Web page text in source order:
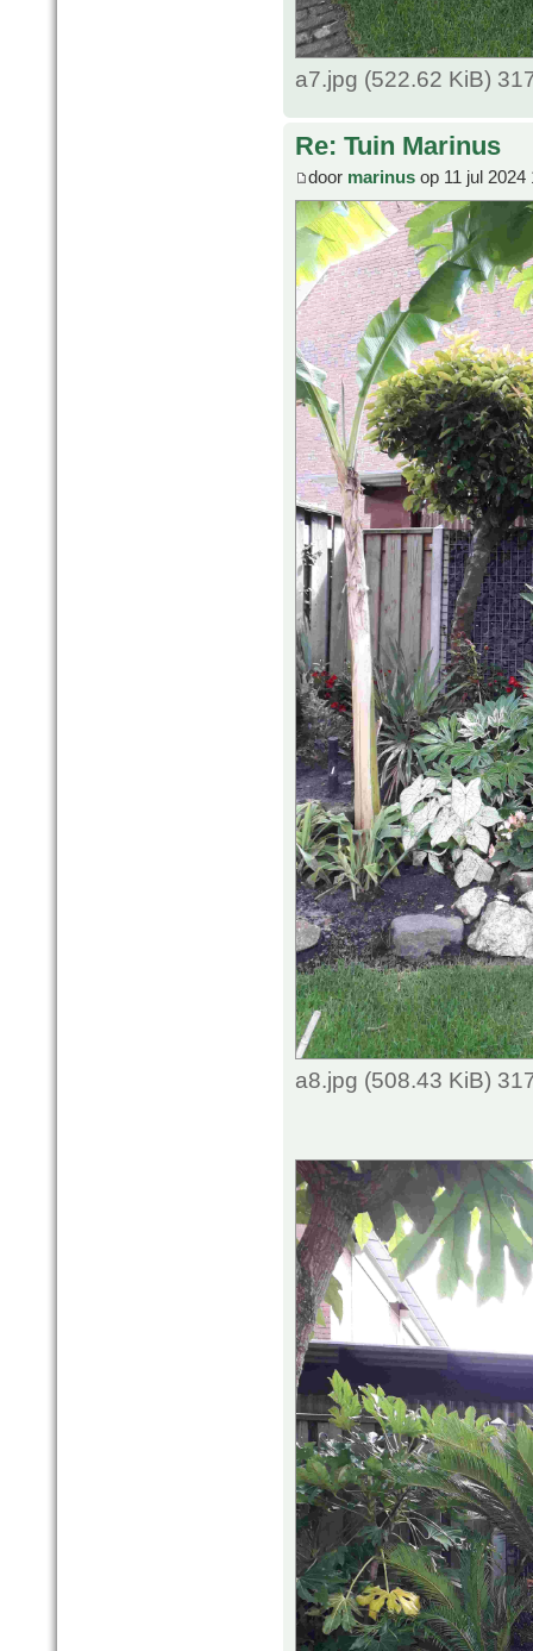
a7.jpg (522.62 KiB)
Re: Tuin Marinus
door marinus op 11 jul 2024
a8.jpg (508.43 KiB)